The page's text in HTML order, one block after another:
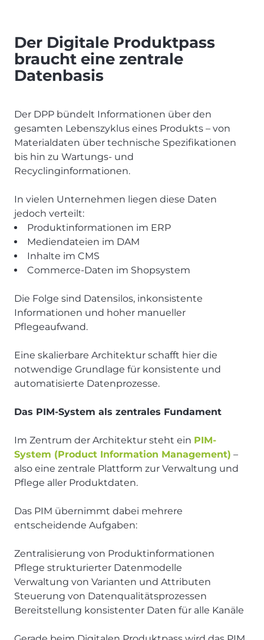
Der Digitale Produktpass
braucht eine zentrale
Datenbasis
Der DPP bündelt Informationen über den
gesamten Lebenszyklus eines Produkts – von
Materialdaten über technische Spezifikationen
bis hin zu Wartungs- und
Recyclinginformationen.
In vielen Unternehmen liegen diese Daten
jedoch verteilt:
Produktinformationen im ERP
Mediendateien im DAM
Inhalte im CMS
Commerce-Daten im Shopsystem
Die Folge sind Datensilos, inkonsistente
Informationen und hoher manueller
Pflegeaufwand.
Eine skalierbare Architektur schafft hier die
notwendige Grundlage für konsistente und
automatisierte Datenprozesse.
Das PIM-System als zentrales Fundament
Im Zentrum der Architektur steht ein PIM-
System (Product Information Management) –
also eine zentrale Plattform zur Verwaltung und
Pflege aller Produktdaten.
Das PIM übernimmt dabei mehrere
entscheidende Aufgaben:
Zentralisierung von Produktinformationen
Pflege strukturierter Datenmodelle
Verwaltung von Varianten und Attributen
Steuerung von Datenqualitätsprozessen
Bereitstellung konsistenter Daten für alle Kanäle